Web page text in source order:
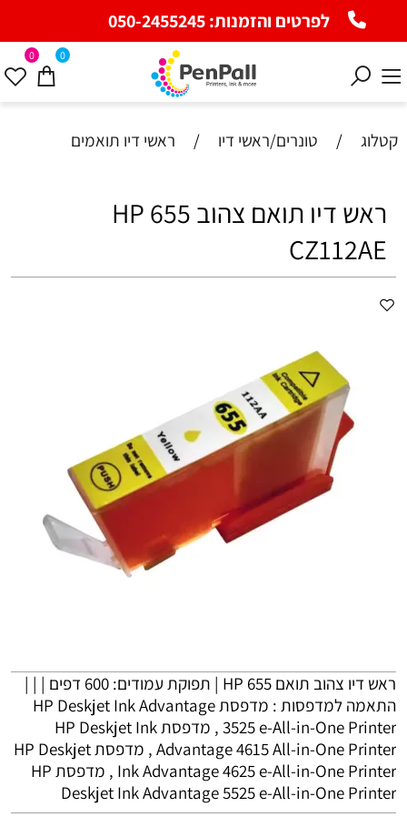
לפרטים והזמנות:050-2455245
0 0
קטלוג / טונרים/ראשי דיו / ראשי דיו תואמים
‏ראש דיו ‏תואם צהוב HP 655
CZ112AE
ראש דיו צהוב תואם HP 655 | תפוקת עמודים: 600 דפים | | |
התאמה למדפסות : מדפסת HP Deskjet Ink Advantage
3525 e-All-in-One Printer , מדפסת HP Deskjet Ink
Advantage 4615 All-in-One Printer , מדפסת HP Deskjet
Ink Advantage 4625 e-All-in-One Printer , מדפסת HP
Deskjet Ink Advantage 5525 e-All-in-One Printer